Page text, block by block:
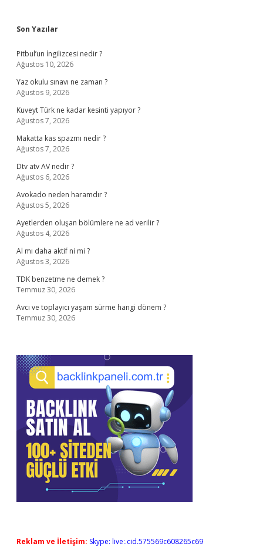
Sidebar
Son Yazılar
Pitbul’un İngilizcesi nedir ?
Ağustos 10, 2026
Yaz okulu sınavı ne zaman ?
Ağustos 9, 2026
Kuveyt Türk ne kadar kesinti yapıyor ?
Ağustos 7, 2026
Makatta kas spazmı nedir ?
Ağustos 7, 2026
Dtv atv AV nedir ?
Ağustos 6, 2026
Avokado neden haramdır ?
Ağustos 5, 2026
Ayetlerden oluşan bölümlere ne ad verilir ?
Ağustos 4, 2026
Al mı daha aktif ni mi ?
Ağustos 3, 2026
TDK benzetme ne demek ?
Temmuz 30, 2026
Avcı ve toplayıcı yaşam sürme hangi dönem ?
Temmuz 30, 2026
Reklam ve İletişim: Skype: live:.cid.575569c608265c69